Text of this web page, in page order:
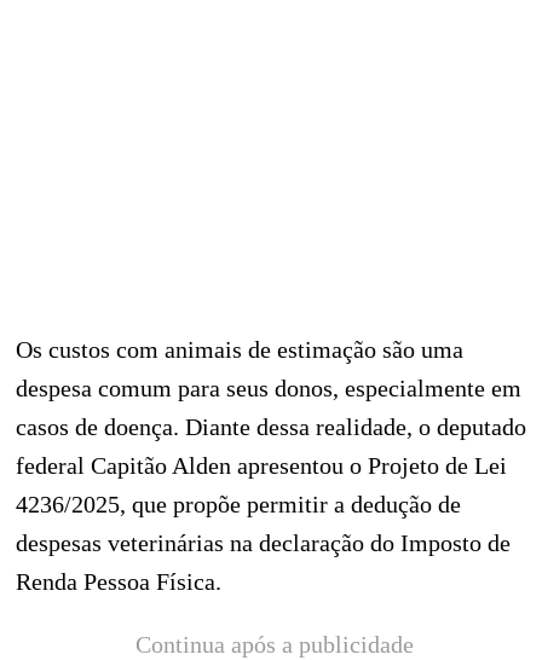
Os custos com animais de estimação são uma
despesa comum para seus donos, especialmente em
casos de doença. Diante dessa realidade, o deputado
federal Capitão Alden apresentou o Projeto de Lei
4236/2025, que propõe permitir a dedução de
despesas veterinárias na declaração do Imposto de
Renda Pessoa Física.
Continua após a publicidade